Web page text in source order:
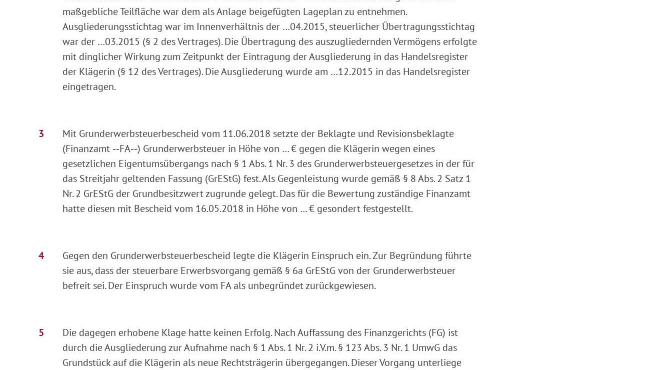
maßgebliche Teilfläche war dem als Anlage beigefügten Lageplan zu entnehmen.
Ausgliederungsstichtag war im Innenverhältnis der …04.2015, steuerlicher Übertragungsstichtag
war der …03.2015 (§ 2 des Vertrages). Die Übertragung des auszugliedernden Vermögens erfolgte
mit dinglicher Wirkung zum Zeitpunkt der Eintragung der Ausgliederung in das Handelsregister
der Klägerin (§ 12 des Vertrages). Die Ausgliederung wurde am …12.2015 in das Handelsregister
eingetragen.
Mit Grunderwerbsteuerbescheid vom 11.06.2018 setzte der Beklagte und Revisionsbeklagte
(Finanzamt ‑‑FA‑‑) Grunderwerbsteuer in Höhe von … € gegen die Klägerin wegen eines
gesetzlichen Eigentumsübergangs nach § 1 Abs. 1 Nr. 3 des Grunderwerbsteuergesetzes in der für
das Streitjahr geltenden Fassung (GrEStG) fest. Als Gegenleistung wurde gemäß § 8 Abs. 2 Satz 1
Nr. 2 GrEStG der Grundbesitzwert zugrunde gelegt. Das für die Bewertung zuständige Finanzamt
hatte diesen mit Bescheid vom 16.05.2018 in Höhe von … € gesondert festgestellt.
Gegen den Grunderwerbsteuerbescheid legte die Klägerin Einspruch ein. Zur Begründung führte
sie aus, dass der steuerbare Erwerbsvorgang gemäß § 6a GrEStG von der Grunderwerbsteuer
befreit sei. Der Einspruch wurde vom FA als unbegründet zurückgewiesen.
Die dagegen erhobene Klage hatte keinen Erfolg. Nach Auffassung des Finanzgerichts (FG) ist
durch die Ausgliederung zur Aufnahme nach § 1 Abs. 1 Nr. 2 i.V.m. § 123 Abs. 3 Nr. 1 UmwG das
Grundstück auf die Klägerin als neue Rechtsträgerin übergegangen. Dieser Vorgang unterliege